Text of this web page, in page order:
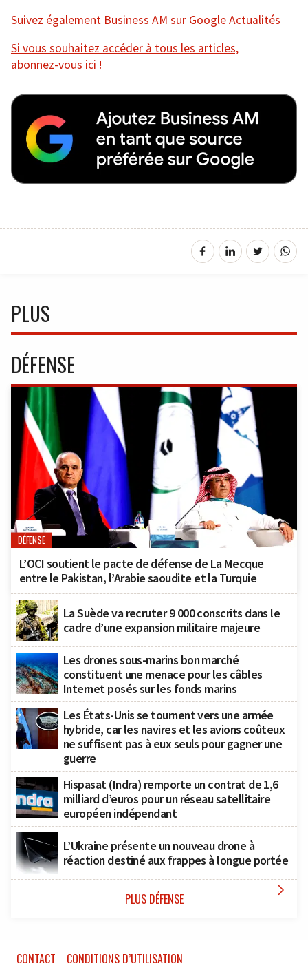
Suivez également Business AM sur Google Actualités
Si vous souhaitez accéder à tous les articles,
abonnez-vous ici !
PLUS
DÉFENSE
DÉFENSE
L’OCI soutient le pacte de défense de La Mecque
entre le Pakistan, l’Arabie saoudite et la Turquie
La Suède va recruter 9 000 conscrits dans le
cadre d’une expansion militaire majeure
Les drones sous-marins bon marché
constituent une menace pour les câbles
Internet posés sur les fonds marins
Les États-Unis se tournent vers une armée
hybride, car les navires et les avions coûteux
ne suffisent pas à eux seuls pour gagner une
guerre
Hispasat (Indra) remporte un contrat de 1,6
milliard d’euros pour un réseau satellitaire
européen indépendant
L’Ukraine présente un nouveau drone à
réaction destiné aux frappes à longue portée
PLUS DÉFENSE 
CONTACT CONDITIONS D’UTILISATION